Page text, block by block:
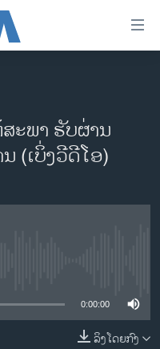
ະພາ ຮັບຜ່ານ
(ເບິ່ງວີດີໂອ)
0:00:00
ລິງໂດຍກົງ